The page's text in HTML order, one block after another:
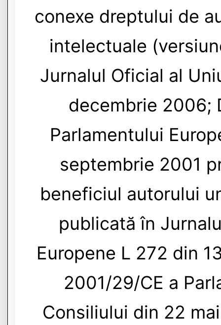
conexe dreptului de
intelectuale
Jurnalul Oficial al
decembrie 2006;
Parlamentului
septembrie 2001
beneficiul autorului
publicată în
Europene L 272 din
2001/29/CE a
Consiliului din 22